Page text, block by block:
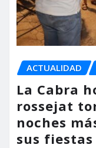
ACTUALIDAD
La Cabra
rossejat
noches
sus fiestas